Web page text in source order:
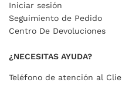
Iniciar sesión
Seguimiento de Pedido
Centro De Devoluciones
¿NECESITAS AYUDA?
Teléfono de atención al